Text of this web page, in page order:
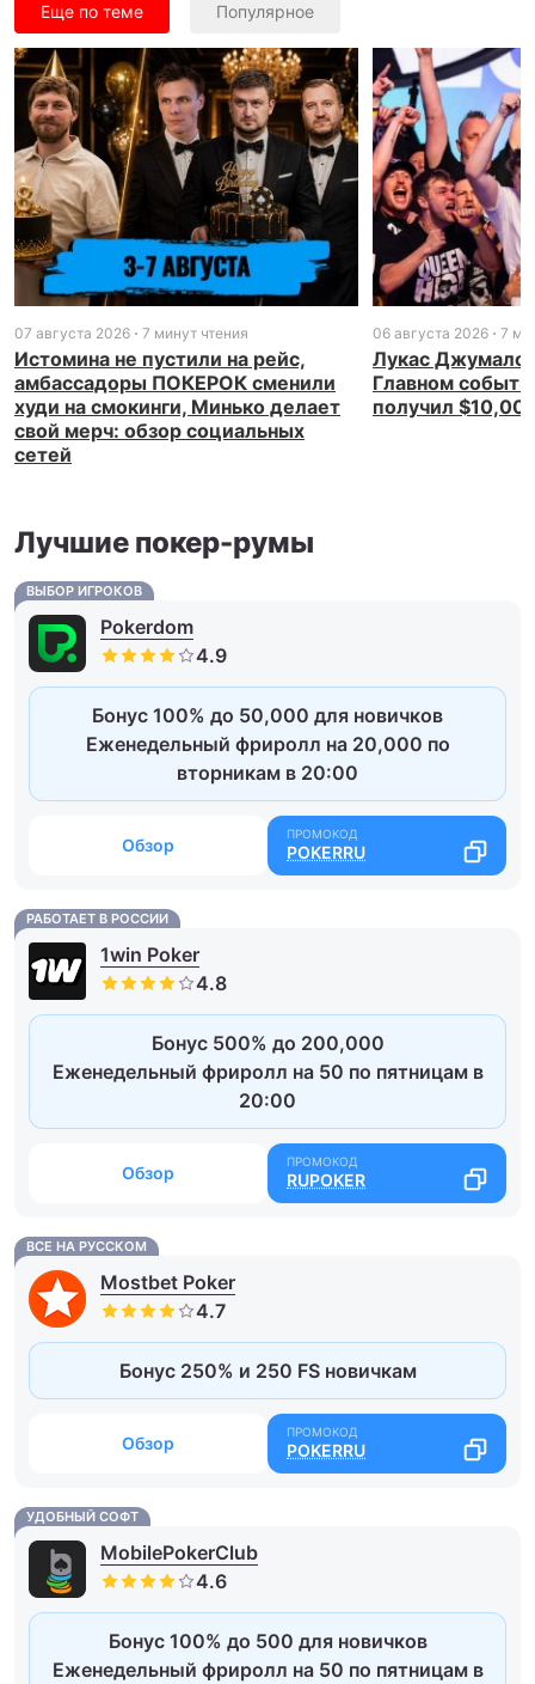
Еще по теме Популярное
07 августа 2026 7 минут чтения
Истомина не пустили на рейс,
амбассадоры ПОКЕРОК сменили
худи на смокинги, Минько делает
свой мерч: обзор социальных
сетей
06 августа 2026 7
Лукас
Главном
получил
Лучшие покер-румы
ВЫБОР ИГРОКОВ
Pokerdom
Бонус 100% до 50,000 для новичков
Еженедельный фриролл на 20,000 по
вторникам в 20:00
Обзор POKERRU
РАБОТАЕТ В РОССИИ
1win Poker
Бонус 500% до 200,000
Еженедельный фриролл на 50 по пятницам в
20:00
Обзор RUPOKER
ВСЕ НА РУССКОМ
Mostbet Poker
Бонус 250% и 250 FS новичкам
Обзор POKERRU
УДОБНЫЙ СОФТ
MobilePokerClub
Бонус 100% до 500 для новичков
Еженедельный фриролл на 50 по пятницам в